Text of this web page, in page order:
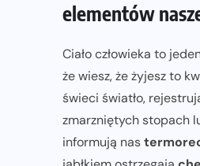
elementów
Ciało człowieka to
że wiesz, że żyjesz to
świeci światło,
zmarzniętych stopach
informują nas